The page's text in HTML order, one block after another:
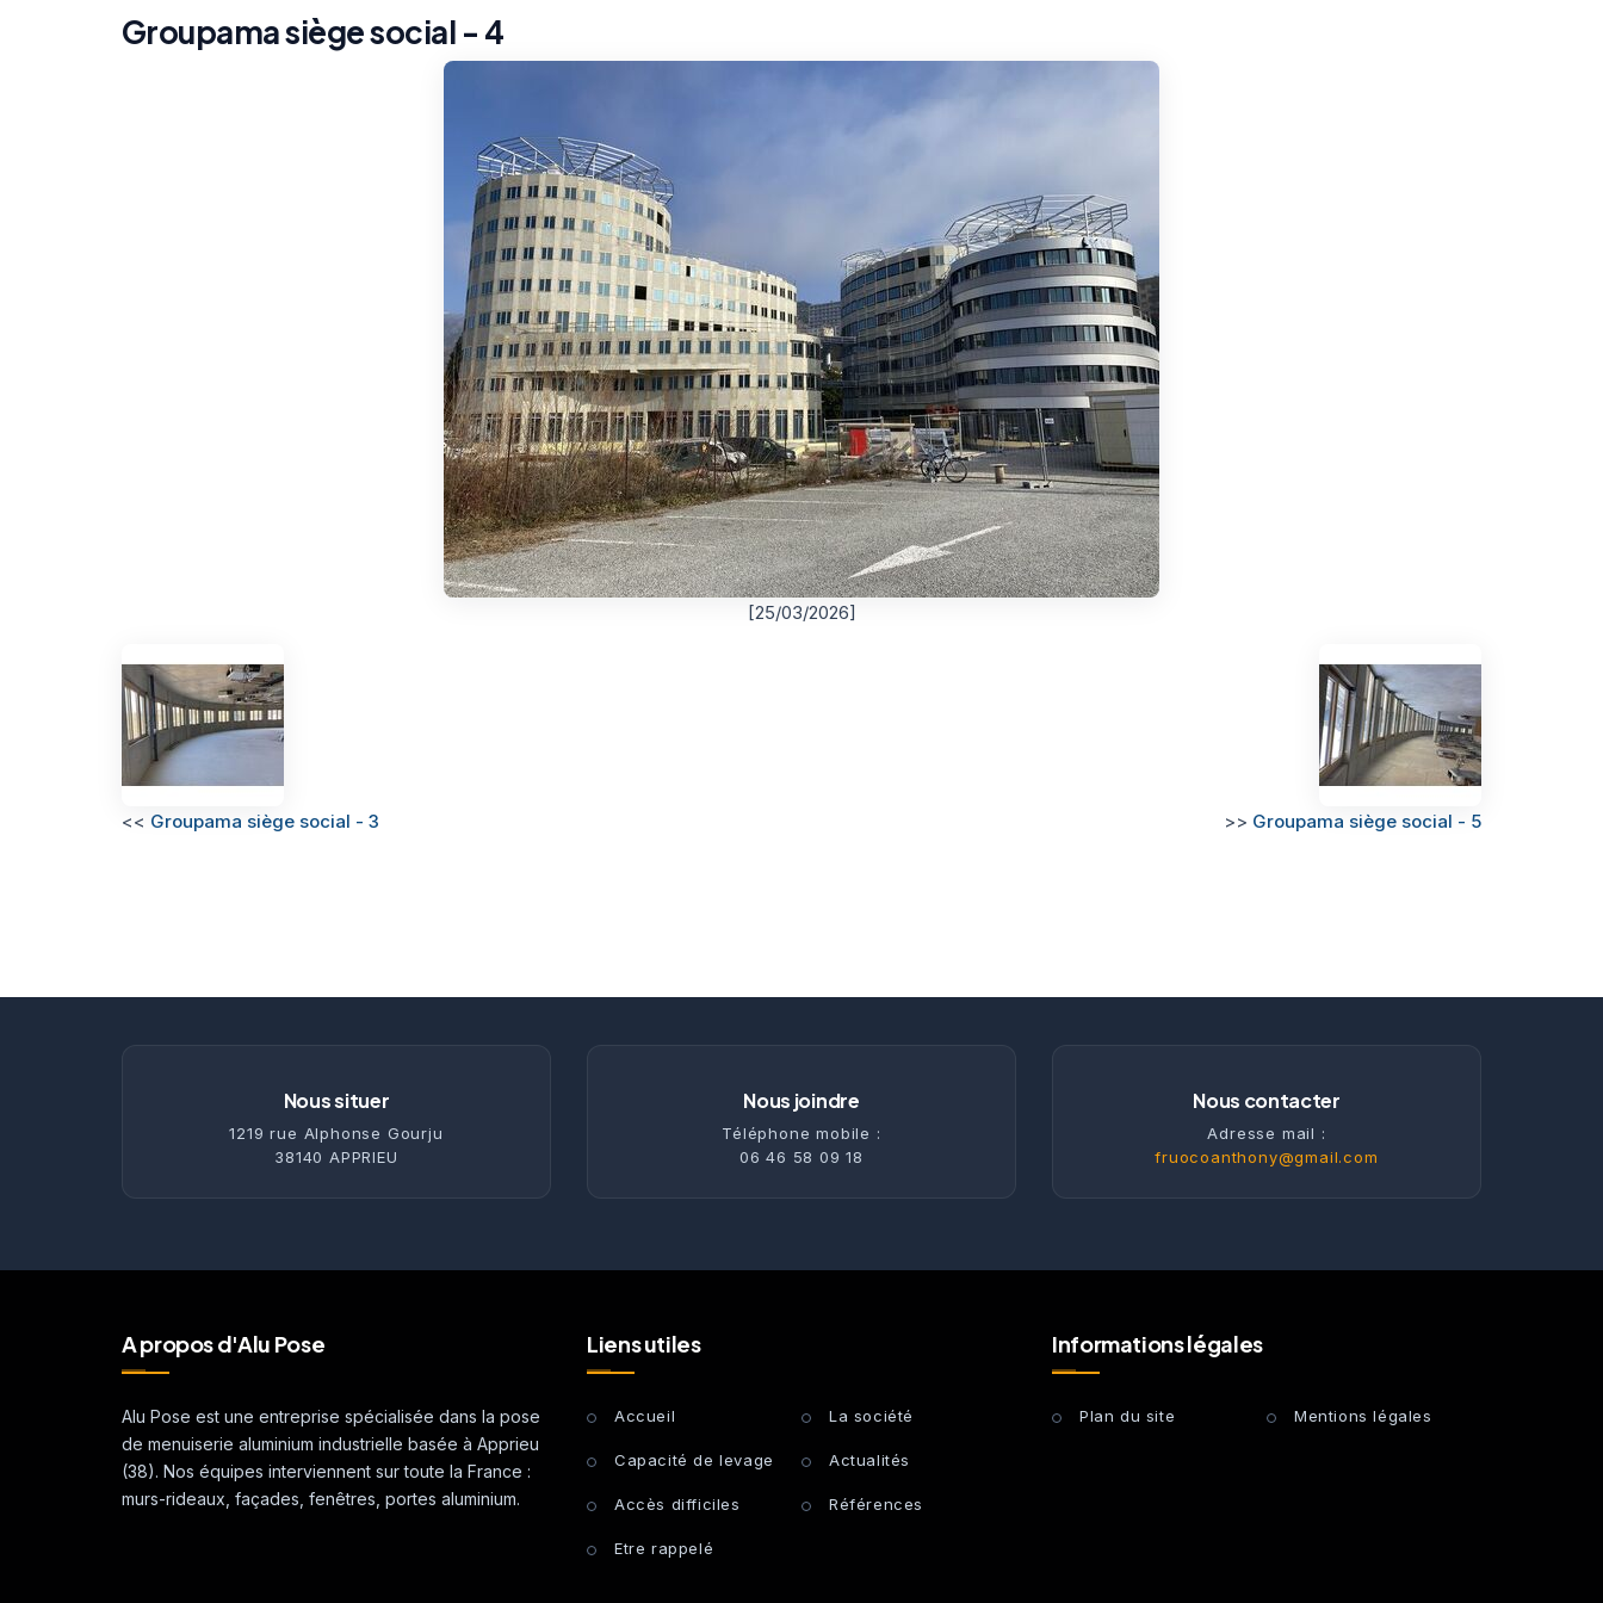
Groupama siège social - 4
[25/03/2026]
<< Groupama siège social - 3 >> Groupama siège social - 5
Nous situer
1219 rue Alphonse Gourju
38140 APPRIEU
Nous joindre
Téléphone mobile :
06 46 58 09 18
Nous contacter
Adresse mail :
fruocoanthony@gmail.com
A propos d'Alu Pose
Alu Pose est une entreprise spécialisée dans la pose
de menuiserie aluminium industrielle basée à Apprieu
(38). Nos équipes interviennent sur toute la France :
murs-rideaux, façades, fenêtres, portes aluminium.
Liens utiles
Accueil La société
Capacité de levage Actualités
Accès difficiles Références
Etre rappelé
Informations légales
Plan du site Mentions légales